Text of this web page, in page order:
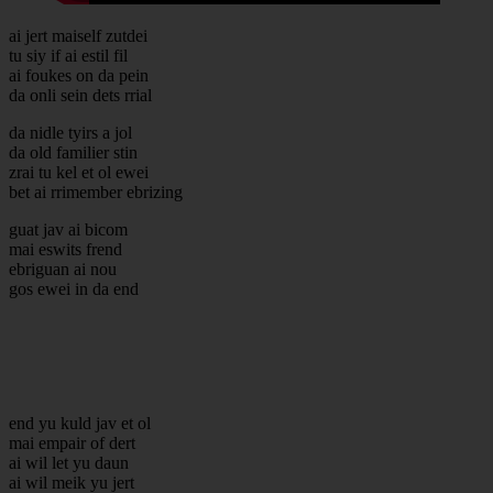
ai jert maiself zutdei
tu siy if ai estil fil
ai foukes on da pein
da onli sein dets rrial
da nidle tyirs a jol
da old familier stin
zrai tu kel et ol ewei
bet ai rrimember ebrizing
guat jav ai bicom
mai eswits frend
ebriguan ai nou
gos ewei in da end
end yu kuld jav et ol
mai empair of dert
ai wil let yu daun
ai wil meik yu jert